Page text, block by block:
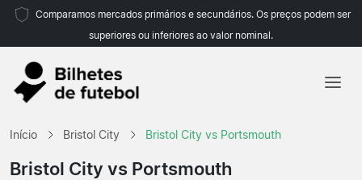
Comparamos mercados primários e secundários. Os preços podem ser
superiores ou inferiores ao valor nominal.
Início Bristol City Bristol City vs Portsmouth
Bristol City vs Portsmouth